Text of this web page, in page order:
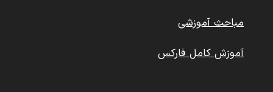
مباحث آموزشی
آموزش کامل فارکس